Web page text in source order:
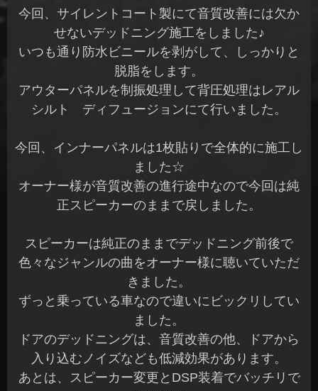
今回、サイレントコート製にて音質改善には欠か
せないデッドニング施工をしました♪
いつも通り防水ビニールを剥がして、しっかりと
脱脂をします。
アウターパネルを制振処理して背圧処理はレアル
シルト ディフュージョンにて行いました。
今回、インナーパネルは1枚貼りで全体的に施工し
ました☆
オーナー様が音質改善の進行途中なので今回は純
正スピーカーのままで戻しました。
スピーカーは純正のままでデッドニング前後で
色々なジャンルの曲をオーナー様に聴いていただ
きました。
ずっと乗っている車なので違いにビックリしてい
ました。
ドアのデッドニングは、音質改善の他、ドアから
入り込むノイズなども低減効果があります。
あとは、スピーカー変更とDSP装着でバッチリで